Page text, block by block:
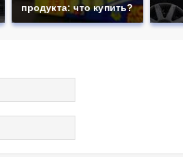
продукта: что купить?